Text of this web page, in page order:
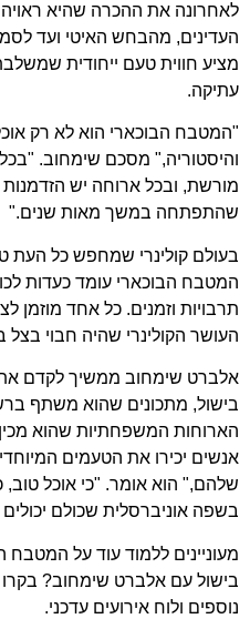
לאחרונה את ההכרה שהיא ראויה
העדינים, מהבחש האיטי ועד
מציע חווית טעם ייחודית
עתיקה.
"המטבח הבוכארי הוא לא רק
והיסטוריה," מסכם שימחוב.
מורשת, ובכל ארוחה יש
שהתפתחה במשך מאות שנים."
בעולם קולינרי שמחפש כל העת
המטבח הבוכארי עומד כעדות
תרבויות וזמנים. כל אחד מוזמן
העושר הקולינרי שהיה חבוי
אלברט שימחוב ממשיך לקדם
בישול, מתכונים שהוא משתף
הארוחות המשפחתיות שהוא
אנשים יכירו את הטעמים
שלהם," הוא אומר. "כי אוכל
בשפה אוניברסלית שכולם
מעוניינים ללמוד עוד על
בישול עם אלברט שימחוב?
נוספים ולוח אירועים עדכני.